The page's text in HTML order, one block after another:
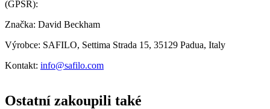
(GPSR):
Značka: David Beckham
Výrobce: SAFILO, Settima Strada 15, 35129 Padua, Italy
Kontakt: info@safilo.com
Ostatní zakoupili také